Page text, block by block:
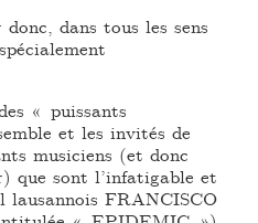
dans tous les sens
« puissants
et les invités de
musiciens (et donc
que sont l’infatigable et
FRANCISCO